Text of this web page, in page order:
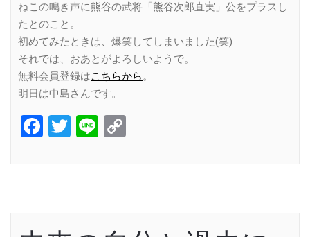
ねこの鳴き声に熊谷の武将「熊谷次郎直実」公をプラスし
たとのこと。
初めてみたときは、爆笑してしまいました(笑)
それでは、おあとがよろしいようで。
無料会員登録はこちらから。
明日は中島さんです。
Facebook
Twitter
Line